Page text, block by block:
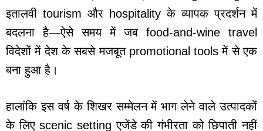
इतालवी tourism और hospitality के व्यापक प्रदर्शन में
बदलना है—ऐसे समय में जब food-and-wine travel
विदेशों में देश के सबसे मजबूत promotional tools में से एक
बना हुआ है।
हालांकि इस वर्ष के शिखर सम्मेलन में भाग लेने वाले उत्पादकों
के लिए scenic setting एजेंडे की गंभीरता को छिपाती नहीं